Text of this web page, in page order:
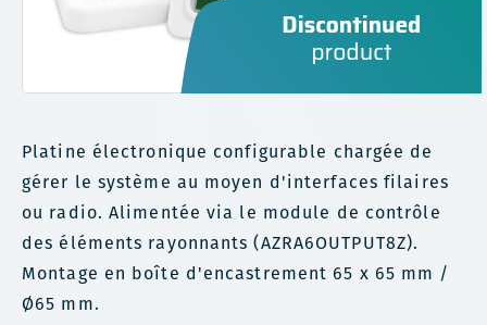
Platine électronique configurable chargée de
gérer le système au moyen d'interfaces filaires
ou radio. Alimentée via le module de contrôle
des éléments rayonnants (AZRA6OUTPUT8Z).
Montage en boîte d'encastrement 65 x 65 mm /
Ø65 mm.